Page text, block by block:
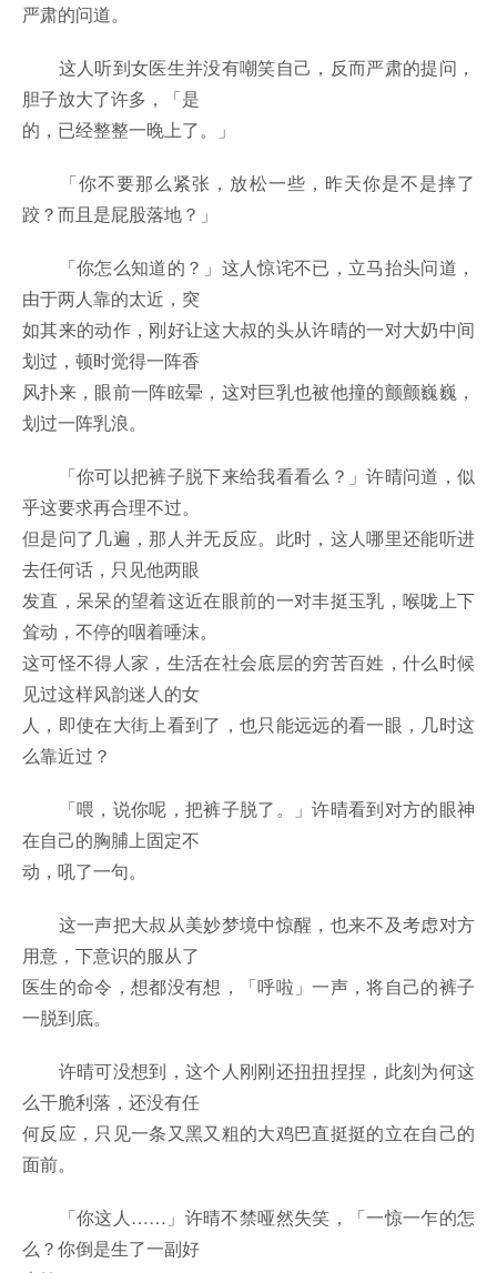
严肃的问道。
这人听到女医生并没有嘲笑自己，反而严肃的提问，
胆子放大了许多，「是
的，已经整整一晚上了。」
「你不要那么紧张，放松一些，昨天你是不是摔了
跤？而且是屁股落地？」
「你怎么知道的？」这人惊诧不已，立马抬头问道，
由于两人靠的太近，突
如其来的动作，刚好让这大叔的头从许晴的一对大奶中间
划过，顿时觉得一阵香
风扑来，眼前一阵眩晕，这对巨乳也被他撞的颤颤巍巍，
划过一阵乳浪。
「你可以把裤子脱下来给我看看么？」许晴问道，似
乎这要求再合理不过。
但是问了几遍，那人并无反应。此时，这人哪里还能听进
去任何话，只见他两眼
发直，呆呆的望着这近在眼前的一对丰挺玉乳，喉咙上下
耸动，不停的咽着唾沫。
这可怪不得人家，生活在社会底层的穷苦百姓，什么时候
见过这样风韵迷人的女
人，即使在大街上看到了，也只能远远的看一眼，几时这
么靠近过？
「喂，说你呢，把裤子脱了。」许晴看到对方的眼神
在自己的胸脯上固定不
动，吼了一句。
这一声把大叔从美妙梦境中惊醒，也来不及考虑对方
用意，下意识的服从了
医生的命令，想都没有想，「呼啦」一声，将自己的裤子
一脱到底。
许晴可没想到，这个人刚刚还扭扭捏捏，此刻为何这
么干脆利落，还没有任
何反应，只见一条又黑又粗的大鸡巴直挺挺的立在自己的
面前。
「你这人……」许晴不禁哑然失笑，「一惊一乍的怎
么？你倒是生了一副好